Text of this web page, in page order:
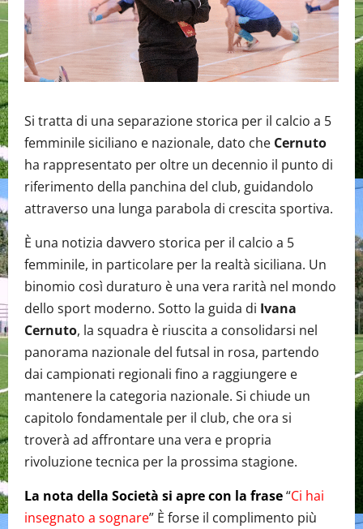
Si tratta di una separazione storica per il calcio a 5
femminile siciliano e nazionale, dato che Cernuto
ha rappresentato per oltre un decennio il punto di
riferimento della panchina del club, guidandolo
attraverso una lunga parabola di crescita sportiva.
È una notizia davvero storica per il calcio a 5
femminile, in particolare per la realtà siciliana. Un
binomio così duraturo è una vera rarità nel mondo
dello sport moderno. Sotto la guida di Ivana
Cernuto, la squadra è riuscita a consolidarsi nel
panorama nazionale del futsal in rosa, partendo
dai campionati regionali fino a raggiungere e
mantenere la categoria nazionale. Si chiude un
capitolo fondamentale per il club, che ora si
troverà ad affrontare una vera e propria
rivoluzione tecnica per la prossima stagione.
La nota della Società si apre con la frase“Ci hai
insegnato a sognare” È forse il complimento più